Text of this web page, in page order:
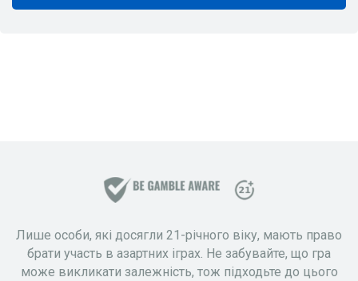
Лише особи, які досягли 21-річного віку, мають право
брати участь в азартних іграх. Не забувайте, що гра
може викликати залежність, тож підходьте до цього